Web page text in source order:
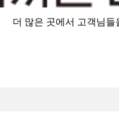
더 많은 곳에서 고객님